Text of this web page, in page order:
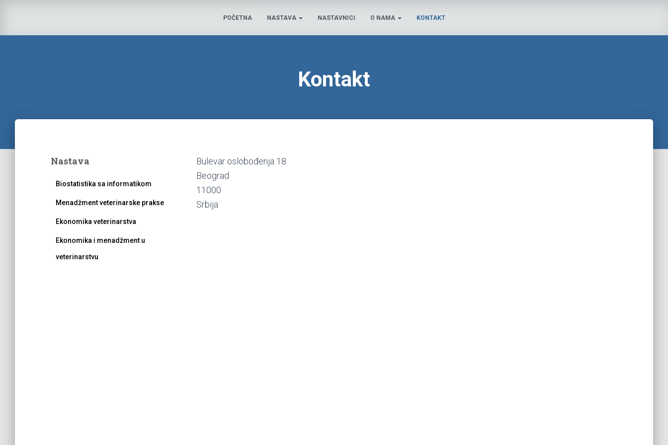
POČETNA NASTAVA NASTAVNICI O NAMA KONTAKT
Kontakt
Nastava
Biostatistika sa informatikom
Menadžment veterinarske prakse
Ekonomika veterinarstva
Ekonomika i menadžment u
veterinarstvu
Bulevar oslobođenja 18
Beograd
11000
Srbija